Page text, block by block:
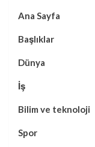
Ana Sayfa
Başlıklar
Dünya
İş
Bilim ve teknoloji
Spor